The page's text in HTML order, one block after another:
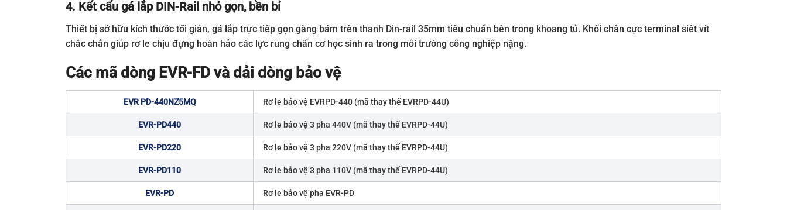
4. Kết cấu gá lắp DIN-Rail nhỏ gọn, bền bỉ
Thiết bị sở hữu kích thước tối giản, gá lắp trực tiếp gọn gàng bám trên thanh Din-rail 35mm tiêu chuẩn bên trong khoang tủ. Khối chân cực terminal siết vít
chắc chắn giúp rơ le chịu đựng hoàn hảo các lực rung chấn cơ học sinh ra trong môi trường công nghiệp nặng.
Các mã dòng EVR-FD và dải dòng bảo vệ
EVR PD-440NZ5MQ Rơ le bảo vệ EVRPD-440 (mã thay thế EVRPD-44U)
EVR-PD440 Rơ le bảo vệ 3 pha 440V (mã thay thế EVRPD-44U)
EVR-PD220 Rơ le bảo vệ 3 pha 220V (mã thay thế EVRPD-44U)
EVR-PD110 Rơ le bảo vệ 3 pha 110V (mã thay thế EVRPD-44U)
EVR-PD Rơ le bảo vệ pha EVR-PD